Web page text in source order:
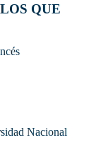
QUE
Nacional